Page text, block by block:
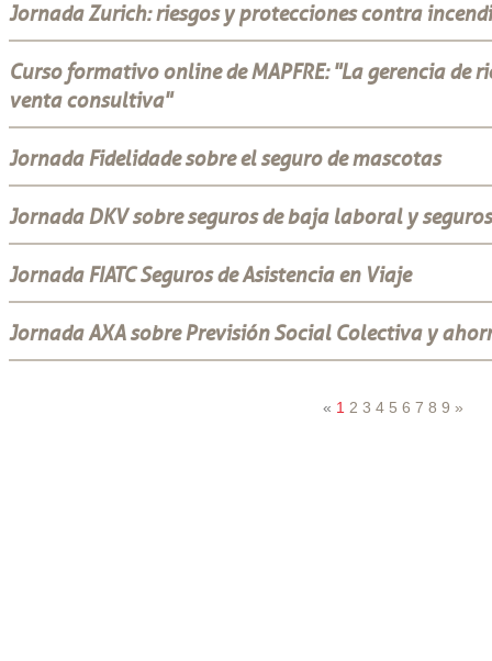
Jornada Zurich: riesgos y protecciones contra
Curso formativo online de MAPFRE: "La gerencia de
venta consultiva"
Jornada Fidelidade sobre el seguro de mascotas
Jornada DKV sobre seguros de baja laboral y
Jornada FIATC Seguros de Asistencia en Viaje
Jornada AXA sobre Previsión Social Colectiva y
« 1 2 3 4 5 6 7 8 9 »